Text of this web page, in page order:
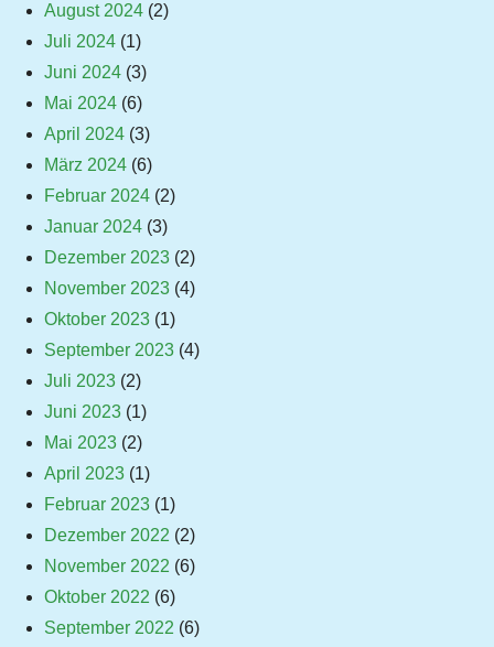
August 2024 (2)
Juli 2024 (1)
Juni 2024 (3)
Mai 2024 (6)
April 2024 (3)
März 2024 (6)
Februar 2024 (2)
Januar 2024 (3)
Dezember 2023 (2)
November 2023 (4)
Oktober 2023 (1)
September 2023 (4)
Juli 2023 (2)
Juni 2023 (1)
Mai 2023 (2)
April 2023 (1)
Februar 2023 (1)
Dezember 2022 (2)
November 2022 (6)
Oktober 2022 (6)
September 2022 (6)